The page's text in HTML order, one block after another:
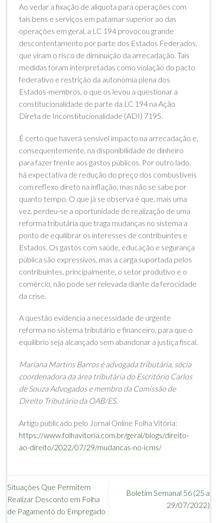
Ao vedar a fixação de alíquota para operações com
tais bens e serviços em patamar superior ao das
operações em geral, a LC 194 provocou grande
descontentamento por parte dos Estados Federados,
que viram o risco de diminuição da arrecadação. Tais
medidas foram interpretadas como violação do pacto
federativo e restrição da autonomia plena dos
Estados-membros, o que os levou a questionar a
constitucionalidade de parte da LC 194 na Ação
Direta de Inconstitucionalidade (ADI) 7195.
É certo que haverá sensível impacto na arrecadação e,
consequentemente, na disponibilidade de dinheiro
para fazer frente aos gastos públicos. Por outro lado,
há expectativa de redução do preço dos combustíveis
com reflexo direto na inflação, mas não se sabe por
quanto tempo. O que já se observa é que, mais uma
vez, perdeu-se a oportunidade de realização de uma
reforma tributária que traga mudanças no sistema a
ponto de equilibrar os interesses de contribuintes e
Estados. Os gastos com saúde, educação e segurança
pública são expressivos, mas a carga suportada pelos
contribuintes, principalmente, o setor produtivo e o
comércio, não pode ser relevada diante da ferocidade
da crise.
A questão evidencia a necessidade de urgente
reforma no sistema tributário e financeiro, para que o
equilíbrio seja alcançado sem abandonar a justiça fiscal.
Mariana Martins Barros é advogada tributária, sócia
coordenadora da área tributária do Escritório Carlos
de Souza Advogados e membro da Comissão de
Direito Tributário da OAB/ES.
Artigo publicado pelo Jornal Online Folha Vitória:
https://www.folhavitoria.com.br/geral/blogs/direito-
ao-direito/2022/07/29/mudancas-no-icms/
Situações Que Permitem
Realizar Desconto em Folha
de Pagamento do Empregado
Boletim Semanal 56 (25 a
29/07/2022)